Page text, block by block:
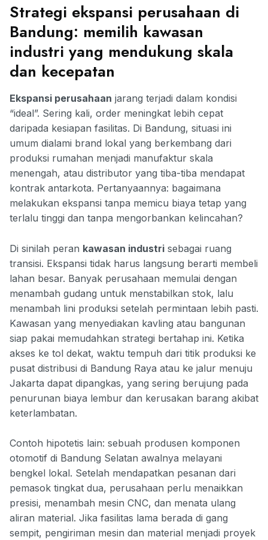
Strategi ekspansi perusahaan di
Bandung: memilih kawasan
industri yang mendukung skala
dan kecepatan
Ekspansi perusahaan jarang terjadi dalam kondisi
“ideal”. Sering kali, order meningkat lebih cepat
daripada kesiapan fasilitas. Di Bandung, situasi ini
umum dialami brand lokal yang berkembang dari
produksi rumahan menjadi manufaktur skala
menengah, atau distributor yang tiba-tiba mendapat
kontrak antarkota. Pertanyaannya: bagaimana
melakukan ekspansi tanpa memicu biaya tetap yang
terlalu tinggi dan tanpa mengorbankan kelincahan?
Di sinilah peran kawasan industri sebagai ruang
transisi. Ekspansi tidak harus langsung berarti membeli
lahan besar. Banyak perusahaan memulai dengan
menambah gudang untuk menstabilkan stok, lalu
menambah lini produksi setelah permintaan lebih pasti.
Kawasan yang menyediakan kavling atau bangunan
siap pakai memudahkan strategi bertahap ini. Ketika
akses ke tol dekat, waktu tempuh dari titik produksi ke
pusat distribusi di Bandung Raya atau ke jalur menuju
Jakarta dapat dipangkas, yang sering berujung pada
penurunan biaya lembur dan kerusakan barang akibat
keterlambatan.
Contoh hipotetis lain: sebuah produsen komponen
otomotif di Bandung Selatan awalnya melayani
bengkel lokal. Setelah mendapatkan pesanan dari
pemasok tingkat dua, perusahaan perlu menaikkan
presisi, menambah mesin CNC, dan menata ulang
aliran material. Jika fasilitas lama berada di gang
sempit, pengiriman mesin dan material menjadi proyek